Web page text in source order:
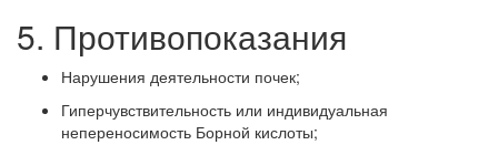
5. Противопоказания
Нарушения деятельности почек;
Гиперчувствительность или индивидуальная
непереносимость Борной кислоты;